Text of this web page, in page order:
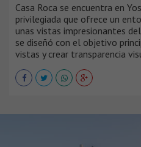
Casa Roca se encuentra en
privilegiada que ofrece un
unas vistas impresionantes
se diseñó con el objetivo
vistas y crear transparencia